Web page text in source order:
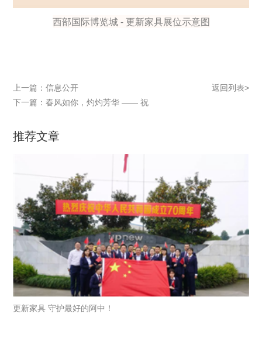
西部国际博览城 - 更新家具展位示意图
上一篇：信息公开
下一篇：春风如你，灼灼芳华 —— 祝
返回列表>
推荐文章
更新家具 守护最好的阿中！